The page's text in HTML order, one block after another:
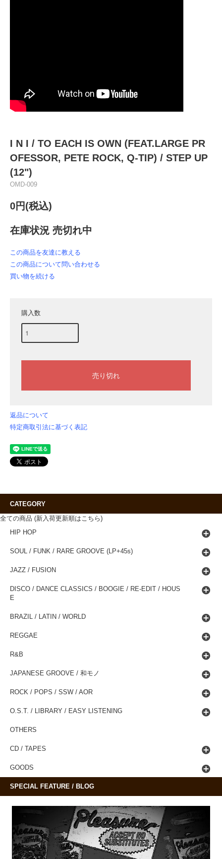
I N I / TO EACH IS OWN (FEAT.LARGE PR
OFESSOR, PETE ROCK, Q-TIP) / STEP UP
(12")
OMD-009
0円(税込)
在庫状況 売切れ中
この商品を友達に教える
この商品について問い合わせる
買い物を続ける
購入数
返品について
特定商取引法に基づく表記
CATEGORY
全ての商品 (新入荷更新順はこちら)
HIP HOP
SOUL / FUNK / RARE GROOVE (LP+45s)
JAZZ / FUSION
DISCO / DANCE CLASSICS / BOOGIE / RE-EDIT / HOUS
E
BRAZIL / LATIN / WORLD
REGGAE
R&B
JAPANESE GROOVE / 和モノ
ROCK / POPS / SSW / AOR
O.S.T. / LIBRARY / EASY LISTENING
OTHERS
CD / TAPES
GOODS
SPECIAL FEATURE / BLOG